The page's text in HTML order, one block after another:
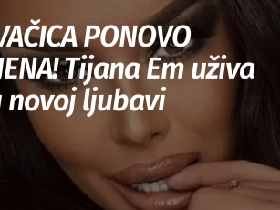
PONOVO
Tijana Em uživa
novoj ljubavi